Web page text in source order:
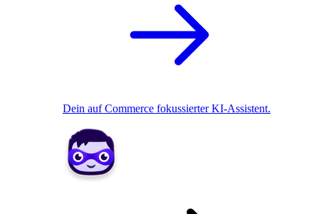
Dein auf Commerce fokussierter KI-Assistent.